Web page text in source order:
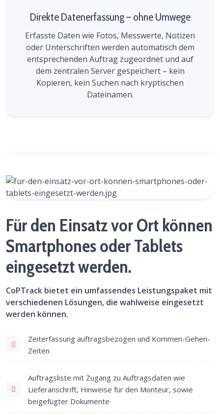
Direkte Datenerfassung – ohne Umwege
Erfasste Daten wie Fotos, Messwerte, Notizen
oder Unterschriften werden automatisch dem
entsprechenden Auftrag zugeordnet und auf
dem zentralen Server gespeichert – kein
Kopieren, kein Suchen nach kryptischen
Dateinamen.
Für den Einsatz vor Ort können
Smartphones oder Tablets
eingesetzt werden.
CoPTrack bietet ein umfassendes Leistungspaket mit
verschiedenen Lösungen, die wahlweise eingesetzt
werden können.
Zeiterfassung auftragsbezogen und Kommen-Gehen-
Zeiten
Auftragsliste mit Zugang zu Auftragsdaten wie
Lieferanschrift, Hinweise für den Monteur, sowie
beigefügter Dokumente